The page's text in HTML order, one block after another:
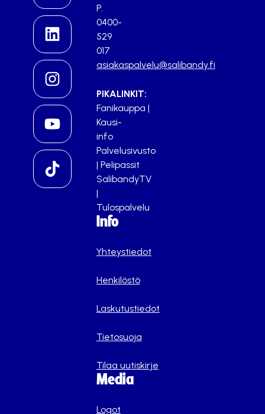
P.
0400-
529
017
asiakaspalvelu@salibandy.fi
PIKALINKIT:
Fanikauppa |
Kausi-
info
Palvelusivusto
| Pelipassit
SalibandyTV
|
Tulospalvelu
Info
Yhteystiedot
Henkilöstö
Laskutustiedot
Tietosuoja
Tilaa uutiskirje
Media
Logot